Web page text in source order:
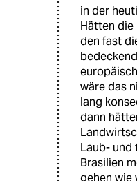
in der
Hätten die
den fast
wäre das
lang
dann
Laub- und
Brasilien
gehen wie